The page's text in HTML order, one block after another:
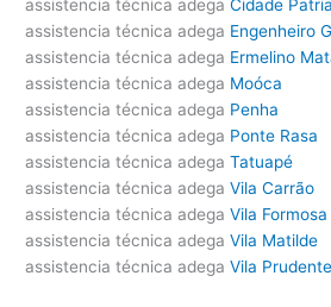
assistencia técnica adega Cidade
assistencia técnica adega Engenheiro
assistencia técnica adega Ermelino
assistencia técnica adega Moóca
assistencia técnica adega Penha
assistencia técnica adega Ponte Rasa
assistencia técnica adega Tatuapé
assistencia técnica adega Vila Carrão
assistencia técnica adega Vila Formosa
assistencia técnica adega Vila Matilde
assistencia técnica adega Vila Prudente